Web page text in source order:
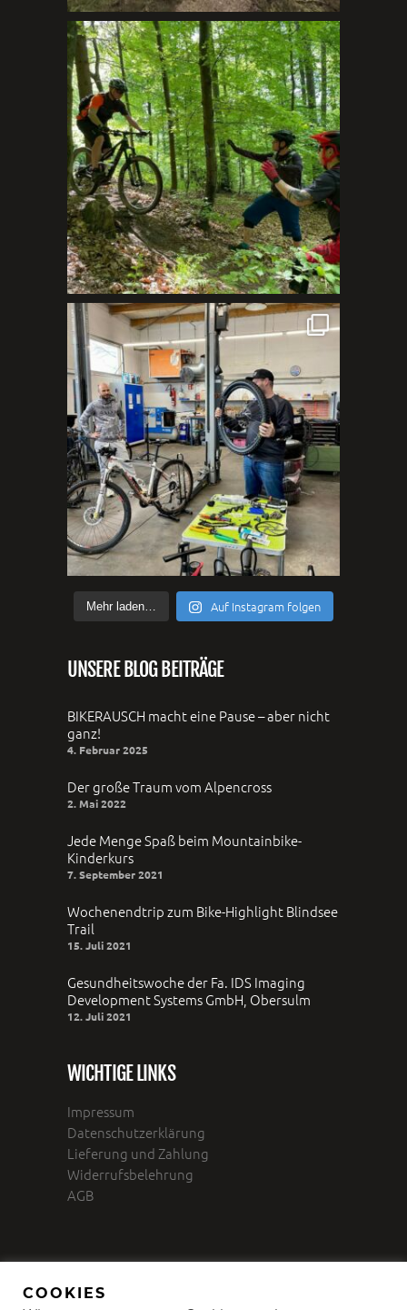
Mehr laden… Auf Instagram folgen
UNSERE BLOG BEITRÄGE
BIKERAUSCH macht eine Pause – aber nicht
ganz!
4. Februar 2025
Der große Traum vom Alpencross
2. Mai 2022
Jede Menge Spaß beim Mountainbike-
Kinderkurs
7. September 2021
Wochenendtrip zum Bike-Highlight Blindsee
Trail
15. Juli 2021
Gesundheitswoche der Fa. IDS Imaging
Development Systems GmbH, Obersulm
12. Juli 2021
WICHTIGE LINKS
Impressum
Datenschutzerklärung
Lieferung und Zahlung
Widerrufsbelehrung
AGB
COOKIES